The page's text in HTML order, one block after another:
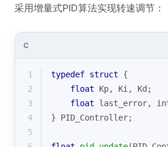
采用增量式PID算法实现转速调节：
C
1 typedef struct {
2
float Kp, Ki, Kd;
3
float last_error,
4
} PID_Controller;
5